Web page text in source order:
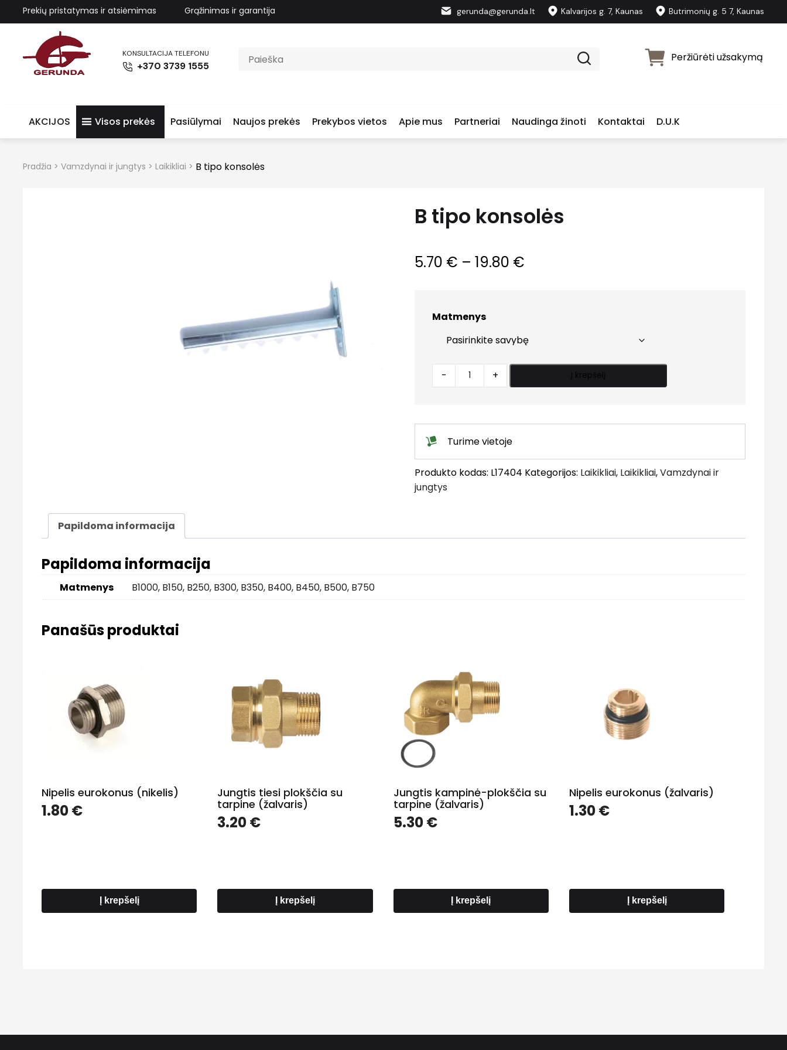
Prekių pristatymas ir atsiėmimas Grąžinimas ir garantija gerunda@gerunda.lt Kalvarijos g. 7, Kaunas Butrimonių g. 5 7, Kaunas
KONSULTACIJA TELEFONU
+370 3739 1555
Peržiūrėti užsakymą
AKCIJOS Visos prekės Pasiūlymai Naujos prekės Prekybos vietos Apie mus Partneriai Naudinga žinoti Kontaktai D.U.K
Pradžia > Vamzdynai ir jungtys > Laikikliai > B tipo konsolės
B tipo konsolės
5.70 € – 19.80 €
19.80 €
Matmenys
tipo
- + Į krepšelį
Turime vietoje
Produkto kodas: L17404 Kategorijos: Laikikliai, Laikikliai,Vamzdynai ir
jungtys
Papildoma informacija
Papildoma informacija
Matmenys B1000, B150, B250, B300, B350, B400, B450, B500, B750
Panašūs produktai
Nipelis eurokonus (nikelis)
1.80€
Į krepšelį
Jungtis tiesi plokščia su
tarpine (žalvaris)
3.20€
Į krepšelį
Jungtis kampinė-plokščia su
tarpine (žalvaris)
5.30€
Į krepšelį
Nipelis eurokonus (žalvaris)
1.30€
Į krepšelį